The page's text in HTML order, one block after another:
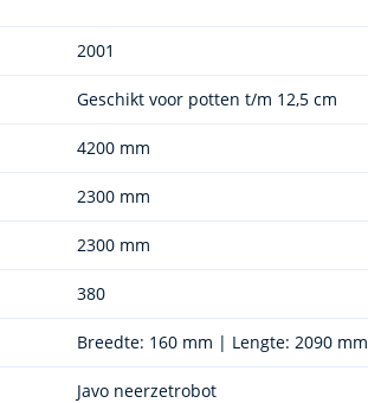
2001
Geschikt voor potten t/m 12,5 cm
4200 mm
2300 mm
2300 mm
380
Breedte: 160 mm | Lengte: 2090 mm
Javo neerzetrobot